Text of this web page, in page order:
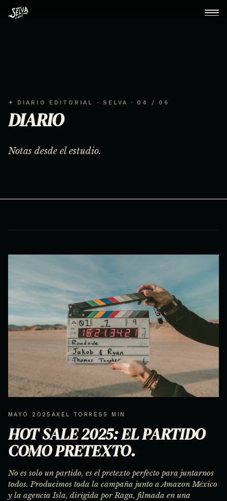
✦ DIARIO EDITORIAL · SELVA · 04 / 06
DIARIO
Notas desde el estudio.
MAYO 2025 AXEL TORRES 5 MIN
HOT SALE 2025: EL PARTIDO
COMO PRETEXTO.
No es solo un partido, es el pretexto perfecto para juntarnos
todos. Producimos toda la campaña junto a Amazon México
y la agencia Isla, dirigida por Raga, filmada en una